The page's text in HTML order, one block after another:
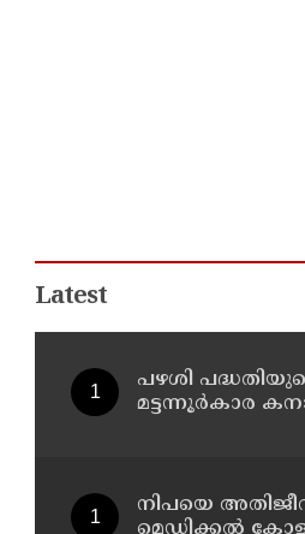
Latest
പഴശി
മട്ടന്നൂർകാര
നിപയെ
മെഡിക്കല്‍